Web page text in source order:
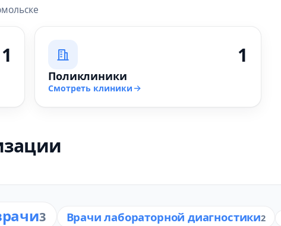
1 1
Поликлиники
Смотреть клиники
3 Врачи лабораторной диагностики2